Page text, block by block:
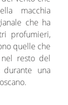
macchia
che ha
profumieri,
quelle che
resto del
una